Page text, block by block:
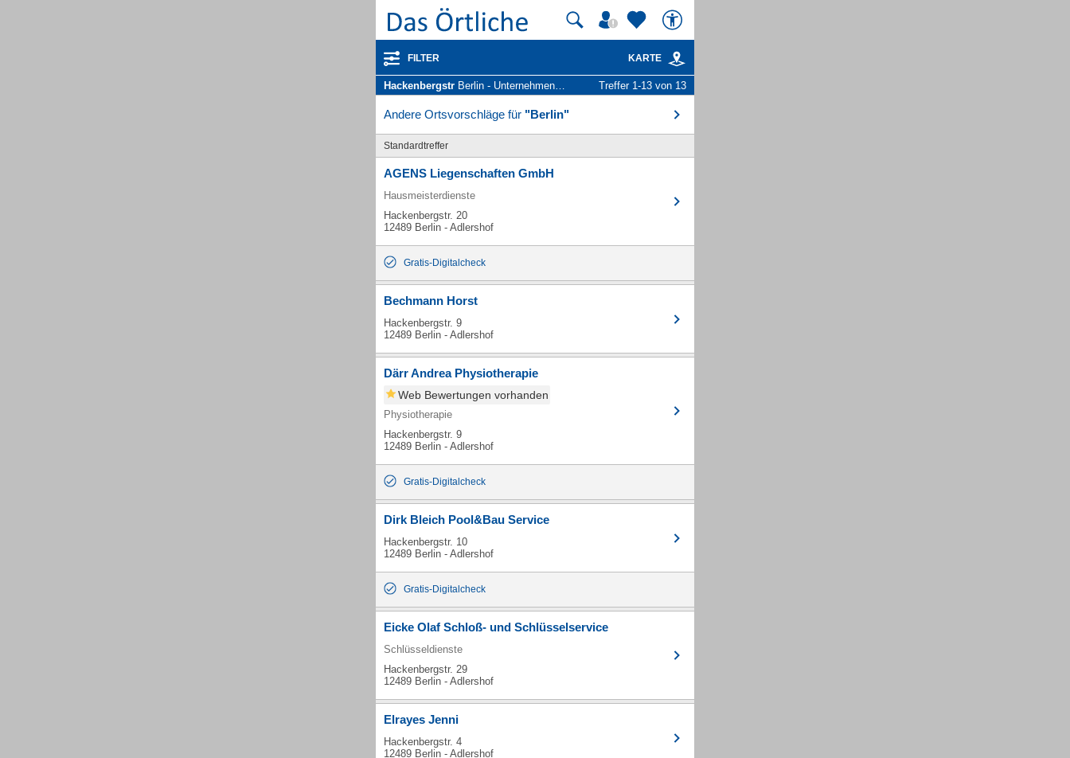
FILTER KARTE
Hackenbergstr Berlin - Unternehmen und Personen Treffer 1-13 von 13
Andere Ortsvorschläge für "Berlin"
Standardtreffer
AGENS Liegenschaften GmbH
Hausmeisterdienste
Hackenbergstr. 20
12489 Berlin - Adlershof
Gratis-Digitalcheck
Bechmann Horst
Hackenbergstr. 9
12489 Berlin - Adlershof
Därr Andrea Physiotherapie
Web Bewertungen vorhanden
Physiotherapie
Hackenbergstr. 9
12489 Berlin - Adlershof
Gratis-Digitalcheck
Dirk Bleich Pool&Bau Service
Hackenbergstr. 10
12489 Berlin - Adlershof
Gratis-Digitalcheck
Eicke Olaf Schloß- und Schlüsselservice
Schlüsseldienste
Hackenbergstr. 29
12489 Berlin - Adlershof
Elrayes Jenni
Hackenbergstr. 4
12489 Berlin - Adlershof